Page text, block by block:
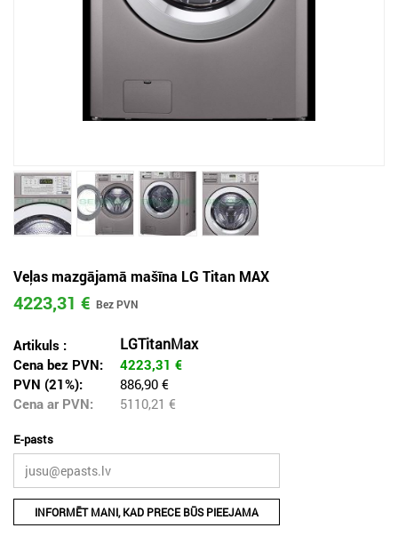
Veļas mazgājamā mašīna LG Titan MAX
4223,31 €
Artikuls : LGTitanMax
Cena bez PVN: 4223,31 €
PVN (21%):
886,90 €
Cena ar PVN:
5110,21 €
E-pasts
INFORMĒT MANI, KAD PRECE BŪS PIEEJAMA